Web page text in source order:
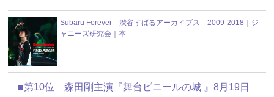
Subaru Forever 渋谷すばるアーカイブス 2009-2018｜ジ
ャニーズ研究会｜本
■第10位 森田剛主演『舞台ビニールの城 』8月19日